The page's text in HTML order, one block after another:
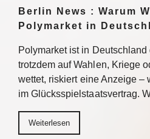
Berlin News : Warum
Polymarket in
Polymarket ist in Deutschland
trotzdem auf Wahlen, Kriege
wettet, riskiert eine Anzeige –
im Glücksspielstaatsvertrag.
Weiterlesen